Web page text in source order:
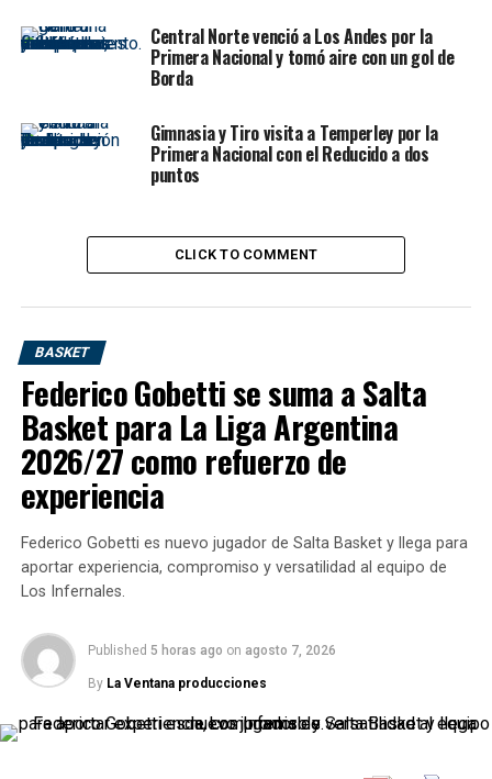
RELATED TOPICS: ALMIRANTE BROWN
ARGENTINA
BRIAN FERNÁNDEZ
PRIMERA NACIONAL
Defensa y Justicia vs. Atlético de Rafaela, por la Copa
Argentina
Joao Cancelo: “La selección no depende de Cristiano
Central Norte venció a Los Andes por la
Primera Nacional y tomó aire con un gol de
Borda
Gimnasia y Tiro visita a Temperley por la
Primera Nacional con el Reducido a dos
puntos
CLICK TO COMMENT
BASKET
Federico Gobetti se suma a Salta
Basket para La Liga Argentina
2026/27 como refuerzo de
experiencia
Federico Gobetti es nuevo jugador de Salta Basket y llega para
aportar experiencia, compromiso y versatilidad al equipo de
Los Infernales.
Published 5 horas ago on agosto 7, 2026
By La Ventana producciones